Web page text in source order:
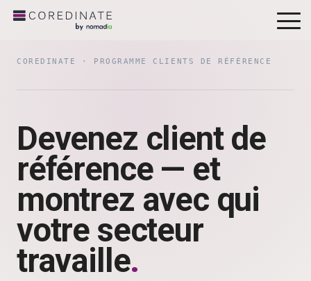
COREDINATE · PROGRAMME CLIENTS DE RÉFÉRENCE
Devenez client de
référence — et
montrez avec qui
votre secteur
travaille.